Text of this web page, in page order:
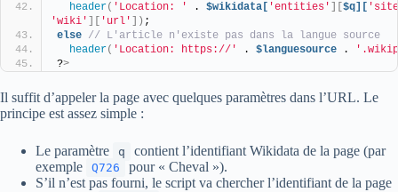
header( 'Location: ' . $wikidata[ 'entities' $q][
'wiki'
'url' ]) ;
else // L'article n'existe pas dans la langue source
header( 'Location: https://' . $languesource .
?>
Il suffit d’appeler la page avec quelques paramètres dans l’URL. Le
principe est assez simple :
Le paramètre q
contient l’identifiant Wikidata de la page (par
exemple
Q726
pour « Cheval »).
S’il n’est pas fourni, le script va chercher l’identifiant de la page